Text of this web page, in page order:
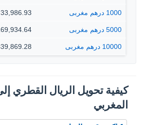
1000 درهم مغربى 33,986.93 ريال قطرى
5000 درهم مغربى 169,934.64 ريال
10000 درهم مغربى 339,869.28 ريال
كيفية تحويل الريال القطري
المغربي